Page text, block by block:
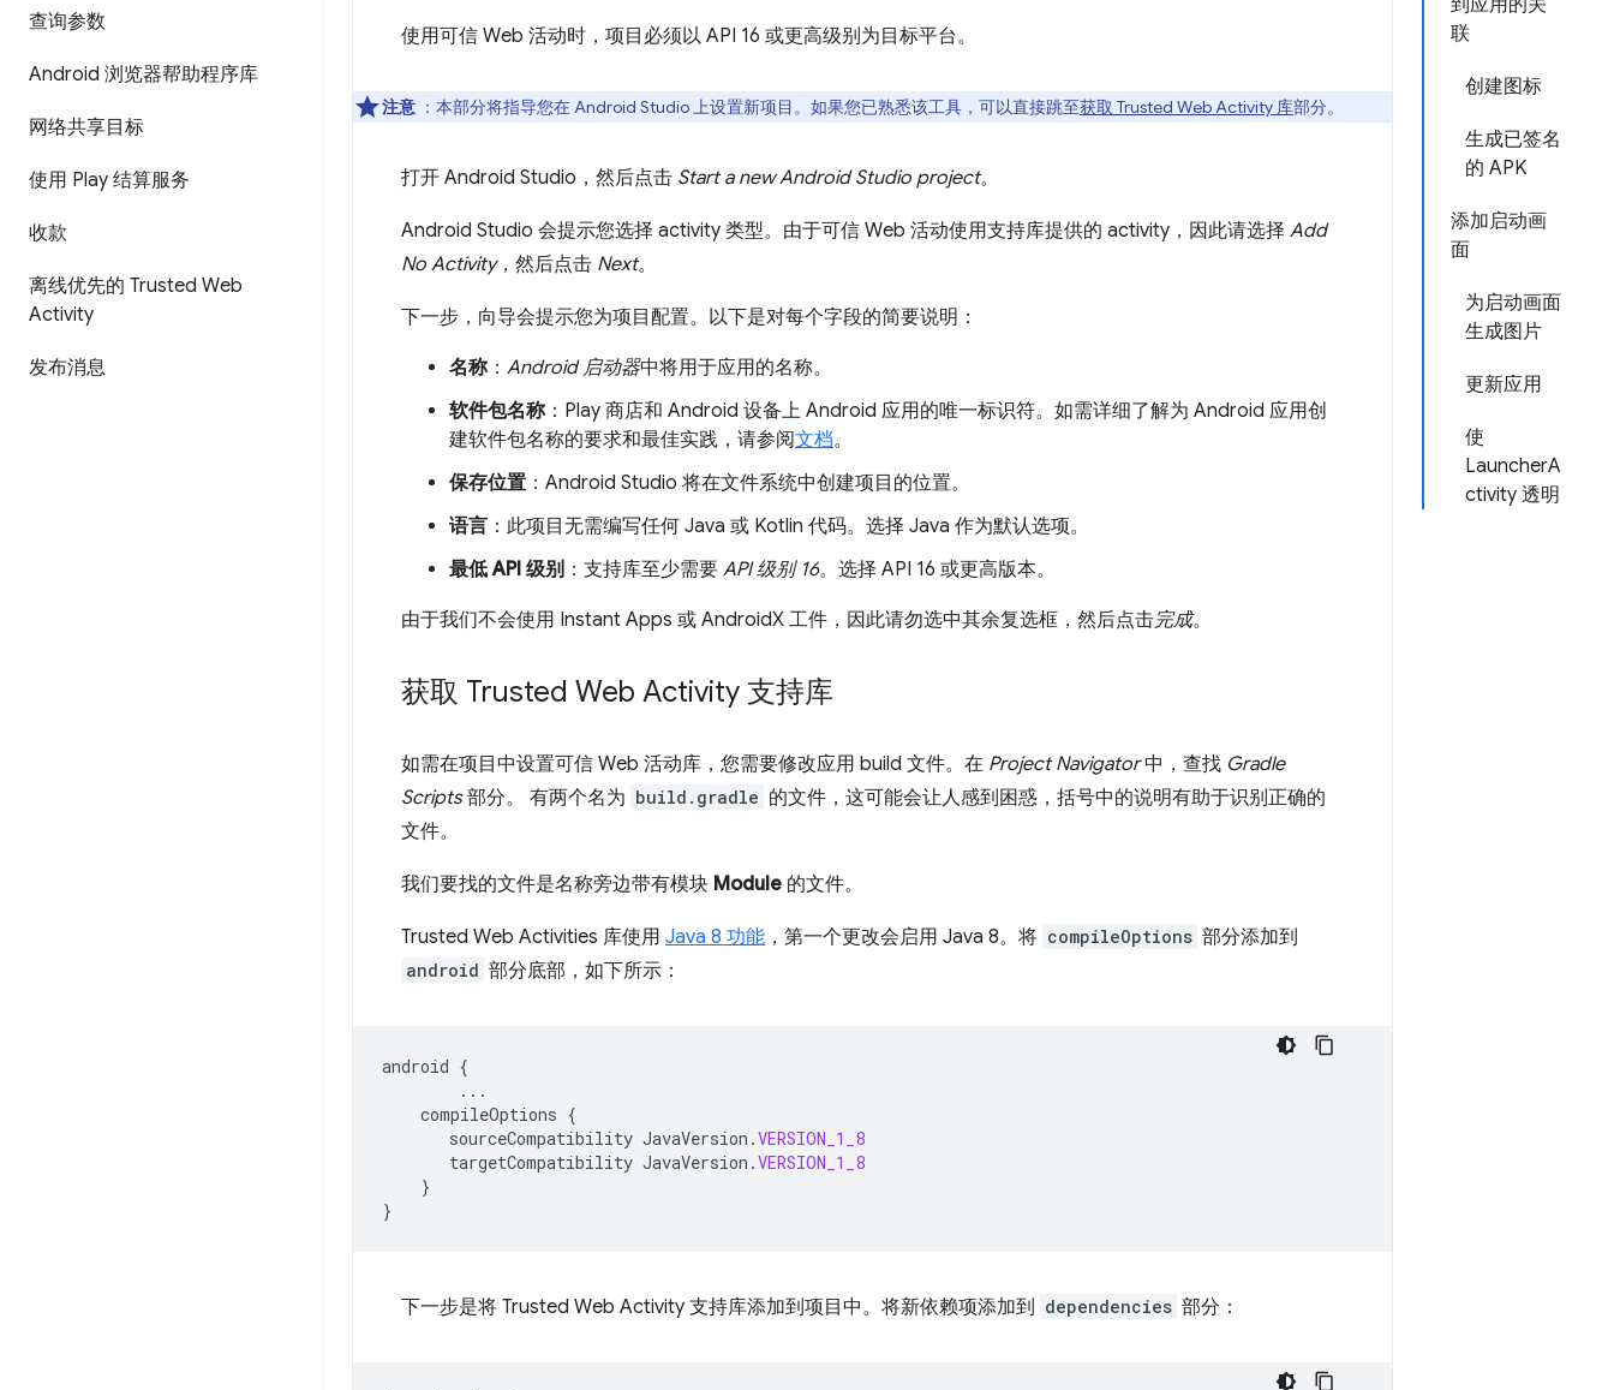
查询参数
Android 浏览器帮助程序库
网络共享目标
使用 Play 结算服务
收款
离线优先的 Trusted Web
Activity
发布消息
到应用的关
联
创建图标
生成已签名
的 APK
添加启动画
面
为启动画面
生成图片
更新应用
使
LauncherA
ctivity 透明
使用可信 Web 活动时，项目必须以 API 16 或更高级别为目标平台。
注意 ：本部分将指导您在 Android Studio 上设置新项目。如果您已熟悉该工具，可以直接跳至获取 Trusted Web Activity 库部分。
打开 Android Studio，然后点击 Start a new Android Studio project。
Android Studio 会提示您选择 activity 类型。由于可信 Web 活动使用支持库提供的 activity，因此请选择 Add
No Activity，然后点击 Next。
下一步，向导会提示您为项目配置。以下是对每个字段的简要说明：
名称： Android 启动器中将用于应用的名称。
软件包名称：Play 商店和 Android 设备上 Android 应用的唯一标识符。如需详细了解为 Android 应用创
建软件包名称的要求和最佳实践，请参阅文档。
保存位置 ：Android Studio 将在文件系统中创建项目的位置。
语言 ：此项目无需编写任何 Java 或 Kotlin 代码。选择 Java 作为默认选项。
最低 API 级别 ：支持库至少需要 API 级别 16。选择 API 16 或更高版本。
由于我们不会使用 Instant Apps 或 AndroidX 工件，因此请勿选中其余复选框，然后点击完成。
获取 Trusted Web Activity 支持库
如需在项目中设置可信 Web 活动库，您需要修改应用 build 文件。在 Project Navigator中，查找 Gradle
Scripts部分。 有两个名为 build.gradle 的文件，这可能会让人感到困惑，括号中的说明有助于识别正确的
文件。
我们要找的文件是名称旁边带有模块 Module 的文件。
Trusted Web Activities 库使用 Java 8 功能 ，第一个更改会启用 Java 8。将 compileOptions 部分添加到
android 部分底部，如下所示：
android {
...
compileOptions {
sourceCompatibility JavaVersion .VERSION_1_8
targetCompatibility JavaVersion .VERSION_1_8
}
}
下一步是将 Trusted Web Activity 支持库添加到项目中。将新依赖项添加到 dependencies 部分：